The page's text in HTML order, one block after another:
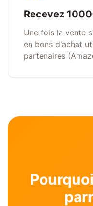
Recevez
Une fois la vente
en bons d'achat
partenaires